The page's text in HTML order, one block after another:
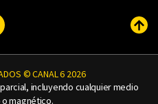
Threads
© CANAL 6 2026
incluyendo cualquier medio
magnético.